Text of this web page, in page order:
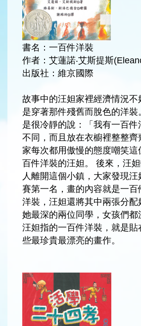
書名：一百件洋裝
作者：艾蓮諾‧艾斯提斯
出版社：維京國際
故事中的汪妲家裡經濟情況不
是穿著那件殘舊而脫色的洋
是很冷靜的說：「我有一百
不同，而且放在衣櫥裡整整齊
家每次都用傲慢的態度嘲笑這
百件洋裝的汪妲。 後來，汪
人離開這個小鎮，大家發現汪
賽第一名，畫的內容就是一百
洋裝，汪妲還將其中兩張分配
她最深的兩位同學，女孩們都
汪妲指的一百件洋裝，就是貼
些最珍貴最漂亮的畫作。